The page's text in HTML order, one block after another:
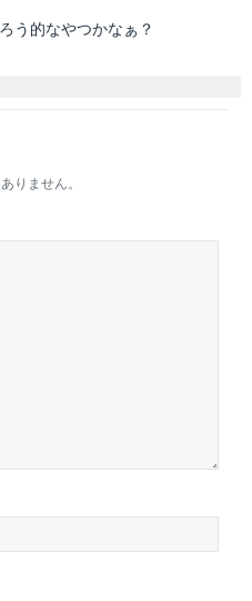
う的なやつかなぁ？
りません。